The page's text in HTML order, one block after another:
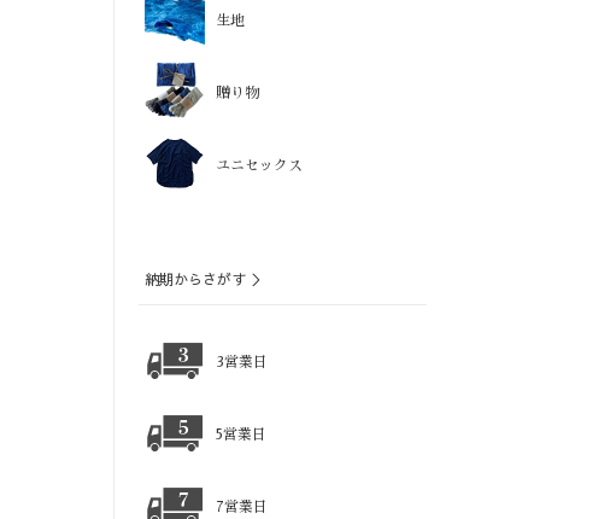
生地
贈り物
ユニセックス
納期からさがす ＞
3営業日
5営業日
7営業日